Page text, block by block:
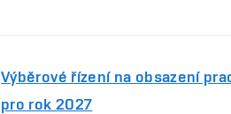
Výběrové řízení na obsazení
pro rok 2027